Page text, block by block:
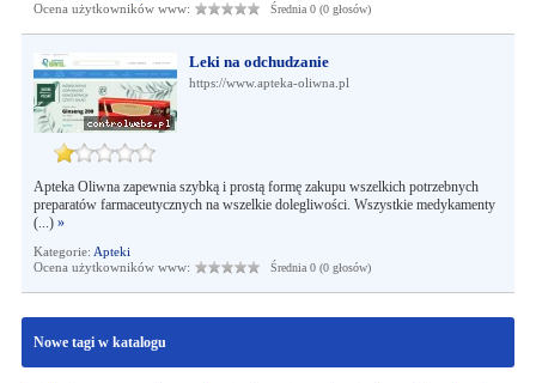
Ocena użytkowników www:
Średnia 0 (0 głosów)
Leki na odchudzanie
https://www.apteka-oliwna.pl
Apteka Oliwna zapewnia szybką i prostą formę zakupu wszelkich potrzebnych
preparatów farmaceutycznych na wszelkie dolegliwości. Wszystkie medykamenty
(...) »
Kategorie: Apteki
Ocena użytkowników www:
Średnia 0 (0 głosów)
Nowe tagi w katalogu